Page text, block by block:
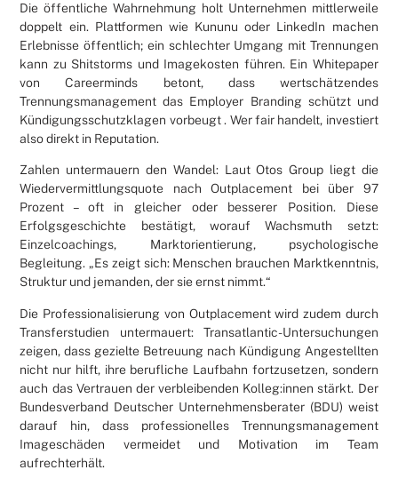
Die öffentliche Wahrnehmung holt Unternehmen mittlerweile
doppelt ein. Plattformen wie Kununu oder LinkedIn machen
Erlebnisse öffentlich; ein schlechter Umgang mit Trennungen
kann zu Shitstorms und Imagekosten führen. Ein Whitepaper
von Careerminds betont, dass wertschätzendes
Trennungsmanagement das Employer Branding schützt und
Kündigungsschutzklagen vorbeugt . Wer fair handelt, investiert
also direkt in Reputation.
Zahlen untermauern den Wandel: Laut Otos Group liegt die
Wiedervermittlungsquote nach Outplacement bei über 97
Prozent – oft in gleicher oder besserer Position. Diese
Erfolgsgeschichte bestätigt, worauf Wachsmuth setzt:
Einzelcoachings, Marktorientierung, psychologische
Begleitung. „Es zeigt sich: Menschen brauchen Marktkenntnis,
Struktur und jemanden, der sie ernst nimmt.“
Die Professionalisierung von Outplacement wird zudem durch
Transferstudien untermauert: Transatlantic-Untersuchungen
zeigen, dass gezielte Betreuung nach Kündigung Angestellten
nicht nur hilft, ihre berufliche Laufbahn fortzusetzen, sondern
auch das Vertrauen der verbleibenden Kolleg:innen stärkt. Der
Bundesverband Deutscher Unternehmensberater (BDU) weist
darauf hin, dass professionelles Trennungsmanagement
Imageschäden vermeidet und Motivation im Team
aufrechterhält.